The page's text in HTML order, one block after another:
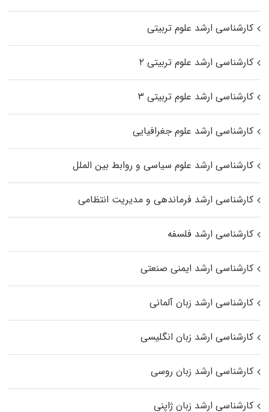
کارشناسی ارشد علوم تربیتی
کارشناسی ارشد علوم تربیتی ۲
کارشناسی ارشد علوم تربیتی ۳
کارشناسی ارشد علوم جغرافیایی
کارشناسی ارشد علوم سیاسی و روابط بین الملل
کارشناسی ارشد فرماندهی و مدیریت انتظامی
کارشناسی ارشد فلسفه
کارشناسی ارشد ایمنی صنعتی
کارشناسی ارشد زبان آلمانی
کارشناسی ارشد زبان انگلیسی
کارشناسی ارشد زبان روسی
کارشناسی ارشد زبان ژاپنی